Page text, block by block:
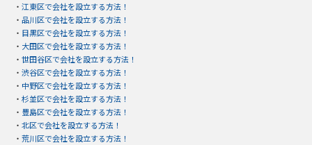
・ 江東区で会社を設立する方法！
・ 品川区で会社を設立する方法！
・ 目黒区で会社を設立する方法！
・ 大田区で会社を設立する方法！
・ 世田谷区で会社を設立する方法！
・ 渋谷区で会社を設立する方法！
・ 中野区で会社を設立する方法！
・ 杉並区で会社を設立する方法！
・ 豊島区で会社を設立する方法！
・ 北区で会社を設立する方法！
・ 荒川区で会社を設立する方法！